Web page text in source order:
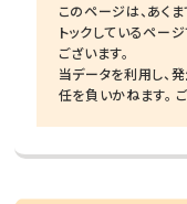
このページは、あく
トックしているペー
ございます。
当データを利用し、
任を負いかねます。